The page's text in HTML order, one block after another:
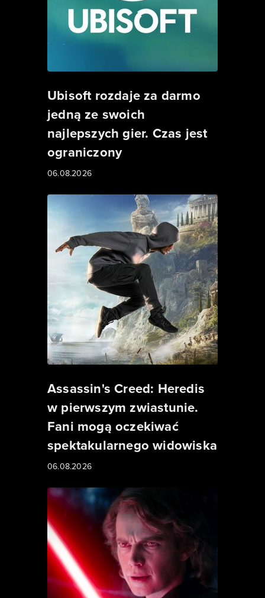
Ubisoft rozdaje za darmo
jedną ze swoich
najlepszych gier. Czas jest
ograniczony
06.08.2026
Assassin's Creed: Heredis
w pierwszym zwiastunie.
Fani mogą oczekiwać
spektakularnego widowiska
06.08.2026